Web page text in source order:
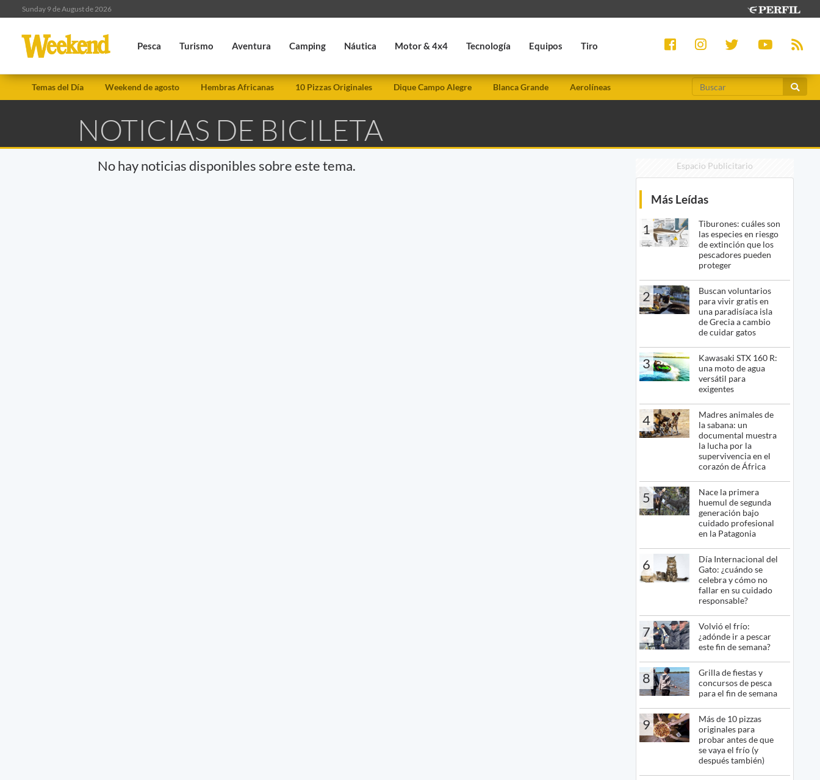
Sunday 9 de August de 2026
Pesca Turismo Aventura Camping Náutica Motor & 4x4 Tecnología Equipos Tiro
Temas del Día Weekend de agosto Hembras Africanas 10 Pizzas Originales Dique Campo Alegre Blanca Grande Aerolíneas
NOTICIAS DE BICILETA
No hay noticias disponibles sobre este tema. Espacio Publicitario
Más Leídas
1
Tiburones: cuáles son
las especies en riesgo
de extinción que los
pescadores pueden
proteger
2
Buscan voluntarios
para vivir gratis en
una paradisíaca isla
de Grecia a cambio
de cuidar gatos
3
Kawasaki STX 160 R:
una moto de agua
versátil para
exigentes
4
Madres animales de
la sabana: un
documental muestra
la lucha por la
supervivencia en el
corazón de África
5
Nace la primera
huemul de segunda
generación bajo
cuidado profesional
en la Patagonia
6
Día Internacional del
Gato: ¿cuándo se
celebra y cómo no
fallar en su cuidado
responsable?
7
Volvió el frío:
¿adónde ir a pescar
este fin de semana?
8
Grilla de fiestas y
concursos de pesca
para el fin de semana
9
Más de 10 pizzas
originales para
probar antes de que
se vaya el frío (y
después también)